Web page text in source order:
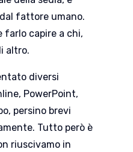
fattore umano.
farlo capire a chi,
altro.
diversi
PowerPoint,
persino brevi
Tutto però è
riuscivamo in